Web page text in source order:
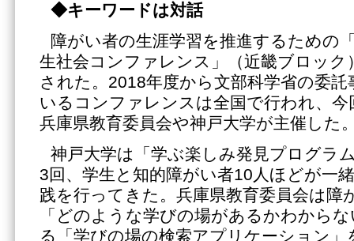
◆キーワードは対話
障がい者の生涯学習を推進するための
生社会コンファレンス」（近畿ブロック
された。2018年度から文部科学省の委
いるコンファレンスは全国で行われ、
兵庫県教育委員会や神戸大学が主催した
神戸大学は「学ぶ楽しみ発見プログラ
3回、学生と知的障がい者10人ほどが一
践を行ってきた。兵庫県教育委員会は障
「どのような学びの場があるかわから
る「学びの場の検索アプリケーション」